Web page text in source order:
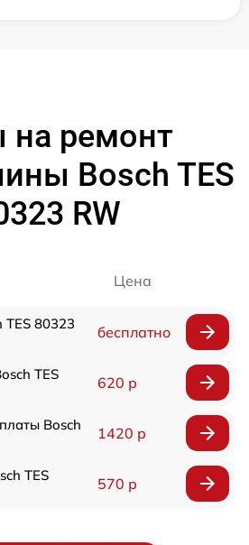
на ремонт
Bosch TES
RW
Цена
TES 80323
бесплатно
TES
620 р
Bosch
1420 р
TES
570 р